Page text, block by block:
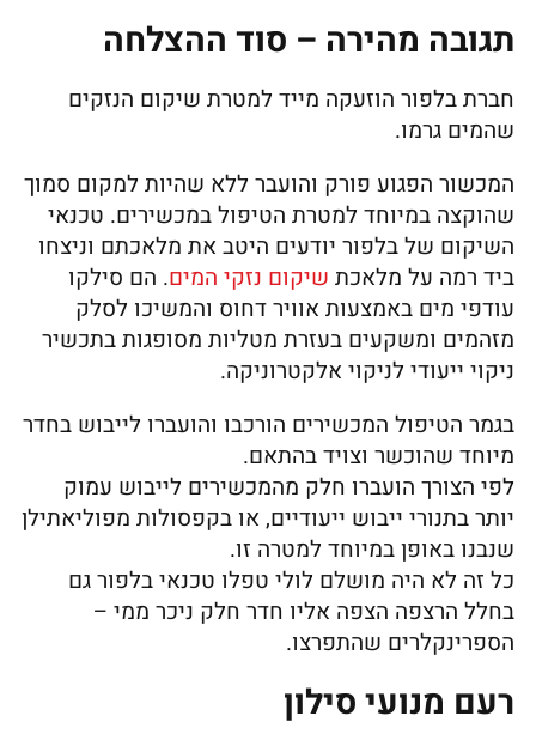
תגובה מהירה – סוד ההצלחה
חברת בלפור הוזעקה מייד למטרת שיקום הנזקים
שהמים גרמו.
המכשור הפגוע פורק והועבר ללא שהיות למקום סמוך
שהוקצה במיוחד למטרת הטיפול במכשירים. טכנאי
השיקום של בלפור יודעים היטב את מלאכתם וניצחו
ביד רמה על מלאכת שיקום נזקי המים. הם סילקו
עודפי מים באמצעות אוויר דחוס והמשיכו לסלק
מזהמים ומשקעים בעזרת מטליות מסופגות בתכשיר
ניקוי ייעודי לניקוי אלקטרוניקה.
בגמר הטיפול המכשירים הורכבו והועברו לייבוש בחדר
מיוחד שהוכשר וצויד בהתאם.
לפי הצורך הועברו חלק מהמכשירים לייבוש עמוק
יותר בתנורי ייבוש ייעודיים, או בקפסולות מפוליאתילן
שנבנו באופן במיוחד למטרה זו.
כל זה לא היה מושלם לולי טפלו טכנאי בלפור גם
בחלל הרצפה הצפה אליו חדר חלק ניכר ממי –
הספרינקלרים שהתפרצו.
רעם מנועי סילון